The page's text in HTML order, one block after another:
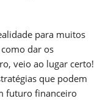
para muitos
dar os
veio ao lugar certo!
que podem
futuro financeiro